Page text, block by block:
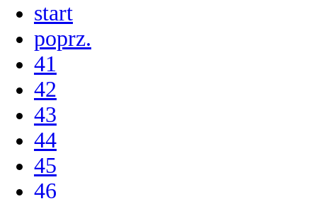
start
poprz.
41
42
43
44
45
46